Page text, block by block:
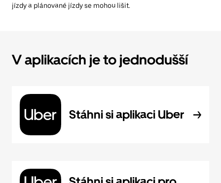
jízdy a plánované jízdy se mohou lišit.
V aplikacích je to jednodušší
Stáhni si aplikaci Uber